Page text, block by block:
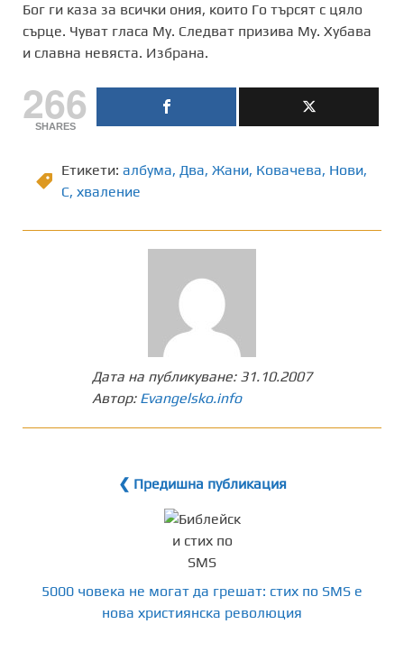
Бог ги каза за всички ония, които Го търсят с цяло
сърце. Чуват гласа Му. Следват призива Му. Хубава
и славна невяста. Избрана.
266
SHARES
Етикети: албума, Два, Жани, Ковачева, Нови,
С, хваление
Дата на публикуване: 31.10.2007
Автор: Evangelsko.info
❮ Предишна публикация
5000 човека не могат да грешат: стих по SMS е
нова християнска революция